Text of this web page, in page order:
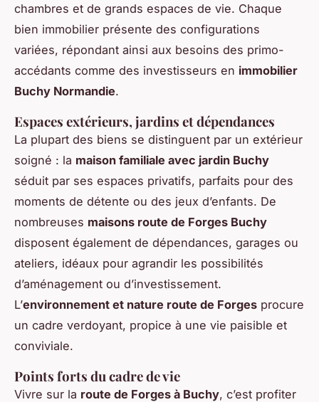
chambres et de grands espaces de vie. Chaque
bien immobilier présente des configurations
variées, répondant ainsi aux besoins des primo-
accédants comme des investisseurs en immobilier
Buchy Normandie.
Espaces extérieurs, jardins et dépendances
La plupart des biens se distinguent par un extérieur
soigné : la maison familiale avec jardin Buchy
séduit par ses espaces privatifs, parfaits pour des
moments de détente ou des jeux d’enfants. De
nombreuses maisons route de Forges Buchy
disposent également de dépendances, garages ou
ateliers, idéaux pour agrandir les possibilités
d’aménagement ou d’investissement.
L’environnement et nature route de Forges procure
un cadre verdoyant, propice à une vie paisible et
conviviale.
Points forts du cadre de vie
Vivre sur la route de Forges à Buchy, c’est profiter